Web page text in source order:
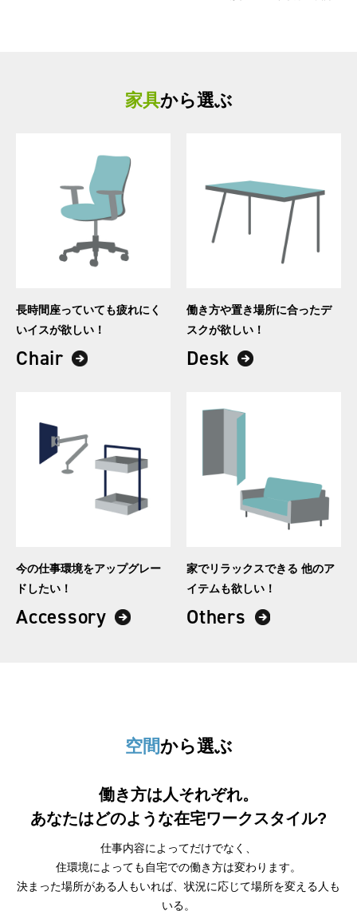
家具から選ぶ
長時間座っていても疲れにく
いイスが欲しい！
Chair
働き方や置き場所に合ったデ
スクが欲しい！
Desk
今の仕事環境をアップグレー
ドしたい！
Accessory
家でリラックスできる 他のア
イテムも欲しい！
Others
空間から選ぶ
働き方は人それぞれ。
あなたはどのような在宅ワークスタイル?
仕事内容によってだけでなく、
住環境によっても自宅での働き方は変わります。
決まった場所がある人もいれば、状況に応じて場所を変える人も
いる。